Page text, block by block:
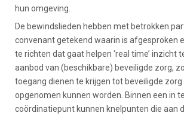
hun omgeving.
De bewindslieden hebben met betrokken
convenant getekend waarin is afgesproken
te richten dat gaat helpen ‘real time’ inzicht
aanbod van (beschikbare) beveiligde zorg,
toegang dienen te krijgen tot beveiligde zorg
opgenomen kunnen worden. Binnen een in
coördinatiepunt kunnen knelpunten die aan